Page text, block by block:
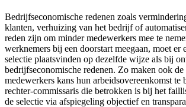
Bedrijfseconomische redenen zoals
klanten, verhuizing van het bedrijf of
reden zijn om minder medewerkers mee te
werknemers bij een doorstart meegaan, moet er
selectie plaatsvinden op dezelfde wijze als bij
bedrijfseconomische redenen. Zo maken ook de
medewerkers kans hun arbeidsovereenkomst te
rechter-commissaris die betrokken is bij het
de selectie via afspiegeling objectief en